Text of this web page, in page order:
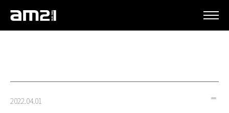
2022.04.01